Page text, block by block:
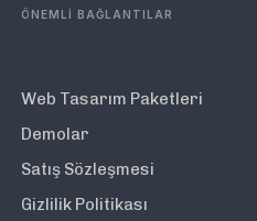
ÖNEMLİ BAĞLANTILAR
Web Tasarım Paketleri
Demolar
Satış Sözleşmesi
Gizlilik Politikası